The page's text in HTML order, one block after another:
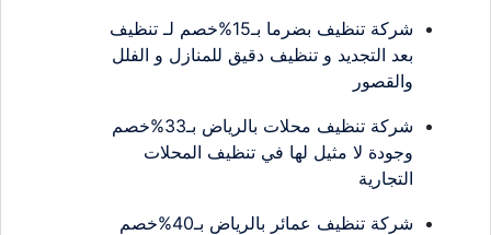
شركة تنظيف بضرما بـ15%خصم لـ تنظيف
بعد التجديد و تنظيف دقيق للمنازل و الفلل
والقصور
شركة تنظيف محلات بالرياض بـ33%خصم
وجودة لا مثيل لها في تنظيف المحلات
التجارية
شركة تنظيف عمائر بالرياض بـ40%خصم